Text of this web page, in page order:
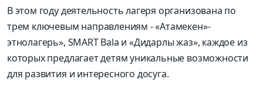
В этом году деятельность лагеря организована по
трем ключевым направлениям - «Атамекен»-
этнолагерь», SMART Bala и «Дидарлы жаз», каждое из
которых предлагает детям уникальные возможности
для развития и интересного досуга.